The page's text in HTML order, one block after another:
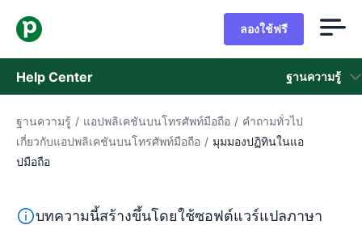
ลองใช้ฟรี
Help Center ฐานความรู้
ฐานความรู้
สถานะ
ฐานความรู้ / แอปพลิเคชันบนโทรศัพท์มือถือ / คำถามทั่วไป
เกี่ยวกับแอปพลิเคชันบนโทรศัพท์มือถือ / มุมมองปฏิทินในแอ
ปมือถือ
ข้อความนี้แปลจากภาษาอังกฤษโดยใช้ซอฟต์แวร์แปลภาษาแ
บทความนี้สร้างขึ้นโดยใช้ซอฟต์แวร์แปลภาษา